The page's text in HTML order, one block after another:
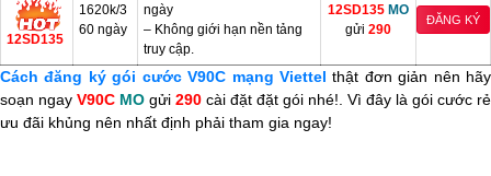
12SD135
1620k/3
60 ngày
ngày
– Không giới hạn nền tảng
truy cập.
12SD135 MO
gửi 290
ĐĂNG KÝ
Cách đăng ký gói cước V90C mạng Viettel thật đơn giản nên hãy
soạn ngay V90C MO gửi 290 cài đặt đặt gói nhé!. Vì đây là gói cước rẻ
ưu đãi khủng nên nhất định phải tham gia ngay!